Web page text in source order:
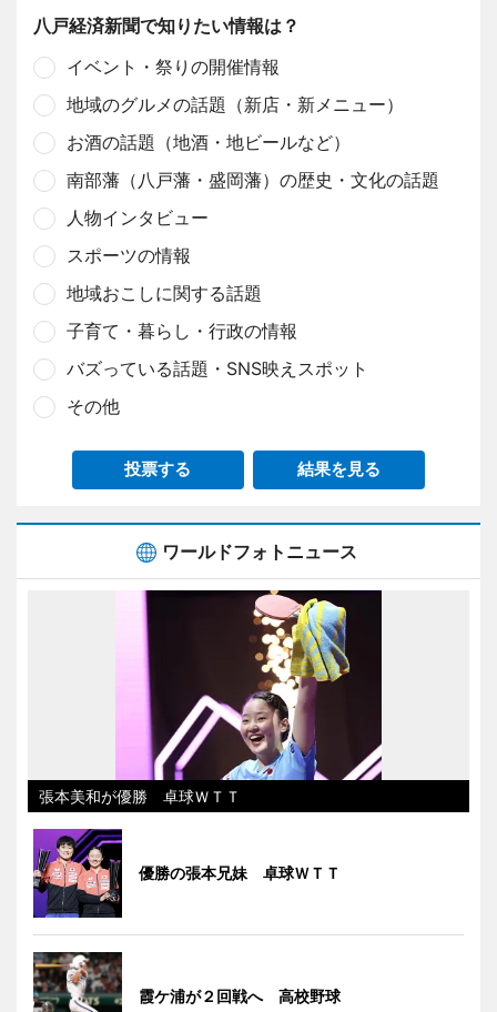
八戸経済新聞で知りたい情報は？
イベント・祭りの開催情報
地域のグルメの話題（新店・新メニュー）
お酒の話題（地酒・地ビールなど）
南部藩（八戸藩・盛岡藩）の歴史・文化の話題
人物インタビュー
スポーツの情報
地域おこしに関する話題
子育て・暮らし・行政の情報
バズっている話題・SNS映えスポット
その他
投票する 結果を見る
ワールドフォトニュース
張本美和が優勝 卓球ＷＴＴ
優勝の張本兄妹 卓球ＷＴＴ
霞ケ浦が２回戦へ 高校野球